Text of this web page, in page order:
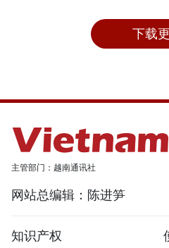
下载
主管部门：越南通讯社
网站总编辑：陈进笋
知识产权